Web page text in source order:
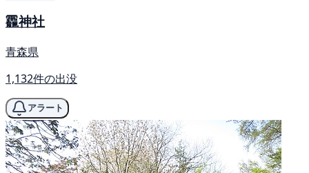
龗神社
青森県
1,132件の出没
アラート